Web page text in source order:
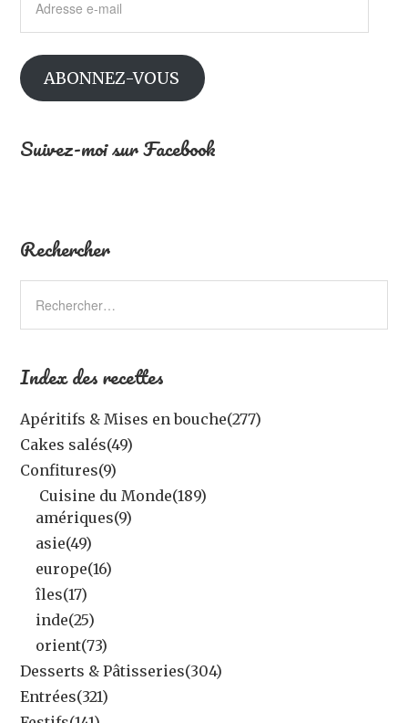
mail
ABONNEZ-VOUS
Suivez-moi sur Facebook
Rechercher
Index des recettes
Apéritifs & Mises en bouche(277)
Cakes salés(49)
Confitures(9)
Cuisine du Monde(189)
amériques(9)
asie(49)
europe(16)
îles(17)
inde(25)
orient(73)
Desserts & Pâtisseries(304)
Entrées(321)